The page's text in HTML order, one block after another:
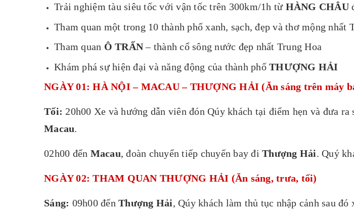
Trải nghiệm tàu siêu tốc với vận tốc trên 300km/1h từ HÀNG CHÂU
Tham quan một trong 10 thành phố xanh, sạch, đẹp và thơ mộng nhất
Tham quan Ô TRẤN– thành cổ sông nước đẹp nhất Trung Hoa
Khám phá sự hiện đại và năng động của thành phố THƯỢNG HẢI
NGÀY 01: HÀ NỘI – MACAU – THƯỢNG HẢI (Ăn sáng trên máy
Tối: 20h00 Xe và hướng dẫn viên đón Qúy khách tại điểm hẹn và đưa
Macau.
02h00 đến Macau, đoàn chuyển tiếp chuyến bay đi Thượng Hải. Quý
NGÀY 02: THAM QUAN THƯỢNG HẢI (Ăn sáng, trưa, tối)
Sáng: 09h00 đến Thượng Hải, Qúy khách làm thủ tục nhập cảnh sau